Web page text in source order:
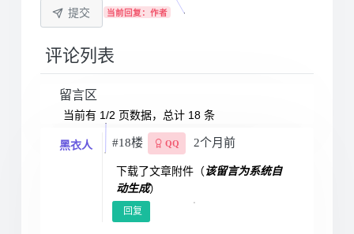
提交 当前回复：作者
评论列表
留言区
当前有 1/2 页数据，总计 18 条
黑衣人 #18楼 QQ 2个月前
下载了文章附件（该留言为系统自
动生成）
回复